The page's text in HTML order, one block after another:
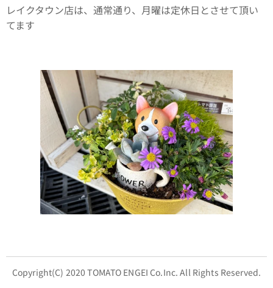
レイクタウン店は、通常通り、月曜は定休日とさせて頂い
てます🙇‍♀️
Copyright(C) 2020 TOMATO ENGEI Co.Inc. All Rights Reserved.